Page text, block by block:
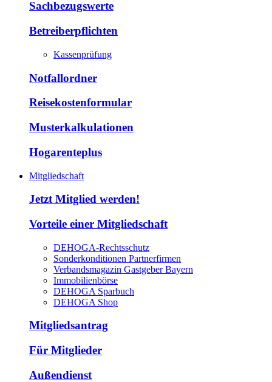
Sachbezugswerte
Betreiberpflichten
Kassenprüfung
Notfallordner
Reisekostenformular
Musterkalkulationen
Hogarenteplus
Mitgliedschaft
Jetzt Mitglied werden!
Vorteile einer Mitgliedschaft
DEHOGA-Rechtsschutz
Sonderkonditionen Partnerfirmen
Verbandsmagazin Gastgeber Bayern
Immobilienbörse
DEHOGA Sparbuch
DEHOGA Shop
Mitgliedsantrag
Für Mitglieder
Außendienst